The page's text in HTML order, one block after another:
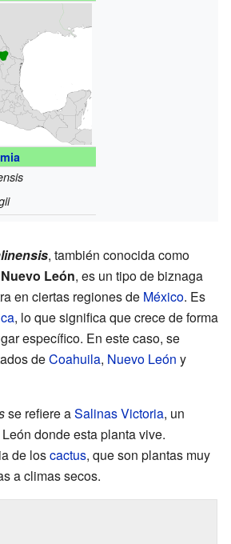
, también conocida como
León, es un tipo de biznaga
en ciertas regiones de México. Es
, lo que significa que crece de forma
específico. En este caso, se
deCoahuila, Nuevo León y
se refiere aSalinas Victoria, un
donde esta planta vive.
de loscactus, que son plantas muy
a climas secos.